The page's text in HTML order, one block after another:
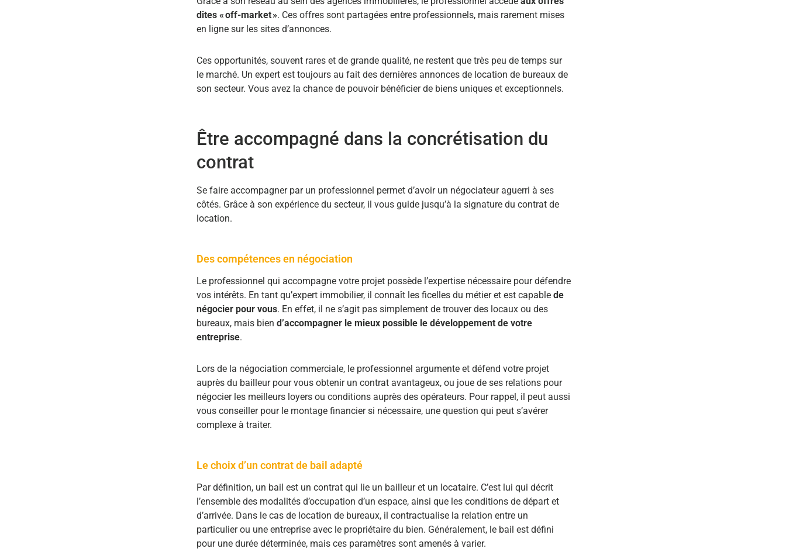
dites « off-market ». Ces offres sont partagées entre professionnels, mais rarement mises
en ligne sur les sites d’annonces.
Ces opportunités, souvent rares et de grande qualité, ne restent que très peu de temps sur
le marché. Un expert est toujours au fait des dernières annonces de location de bureaux de
son secteur. Vous avez la chance de pouvoir bénéficier de biens uniques et exceptionnels.
Être accompagné dans la concrétisation du
contrat
Se faire accompagner par un professionnel permet d’avoir un négociateur aguerri à ses
côtés. Grâce à son expérience du secteur, il vous guide jusqu’à la signature du contrat de
location.
Des compétences en négociation
Le professionnel qui accompagne votre projet possède l’expertise nécessaire pour défendre
vos intérêts. En tant qu’expert immobilier, il connaît les ficelles du métier et est capable de
négocier pour vous. En effet, il ne s’agit pas simplement de trouver des locaux ou des
bureaux, mais bien d’accompagner le mieux possible le développement de votre
entreprise.
Lors de la négociation commerciale, le professionnel argumente et défend votre projet
auprès du bailleur pour vous obtenir un contrat avantageux, ou joue de ses relations pour
négocier les meilleurs loyers ou conditions auprès des opérateurs. Pour rappel, il peut aussi
vous conseiller pour le montage financier si nécessaire, une question qui peut s’avérer
complexe à traiter.
Le choix d’un contrat de bail adapté
Par définition, un bail est un contrat qui lie un bailleur et un locataire. C’est lui qui décrit
l’ensemble des modalités d’occupation d’un espace, ainsi que les conditions de départ et
d’arrivée. Dans le cas de location de bureaux, il contractualise la relation entre un
particulier ou une entreprise avec le propriétaire du bien. Généralement, le bail est défini
pour une durée déterminée, mais ces paramètres sont amenés à varier.